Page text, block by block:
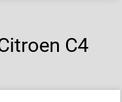
C4